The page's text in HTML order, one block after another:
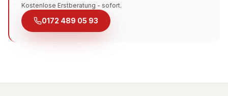
Kostenlose Erstberatung - sofort.
0172 489 05 93